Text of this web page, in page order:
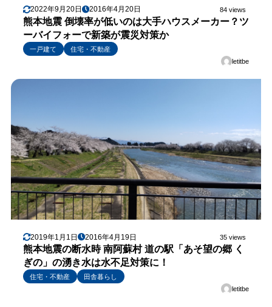
2022年9月20日 2016年4月20日 84 views
熊本地震 倒壊率が低いのは大手ハウスメーカー？ツ
ーバイフォーで新築が震災対策か
一戸建て
住宅・不動産
letitbe
2019年1月1日 2016年4月19日 35 views
熊本地震の断水時 南阿蘇村 道の駅「あそ望の郷 く
ぎの」の湧き水は水不足対策に！
住宅・不動産
田舎暮らし
letitbe